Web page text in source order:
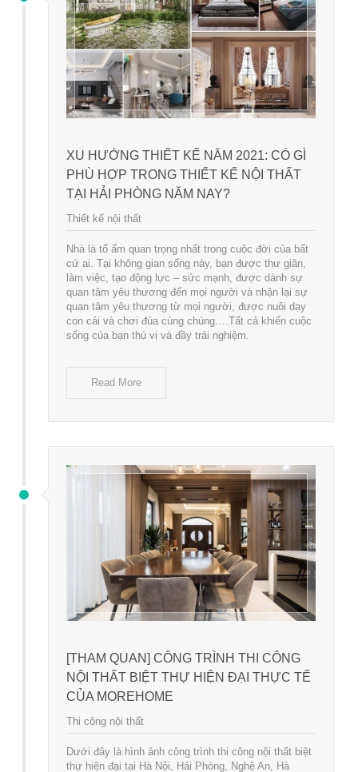
XU HƯỚNG THIẾT KẾ NĂM 2021: CÓ GÌ
PHÙ HỢP TRONG THIẾT KẾ NỘI THẤT
TẠI HẢI PHÒNG NĂM NAY?
Thiết kế nội thất
Nhà là tổ ấm quan trọng nhất trong cuộc đời của bất
cứ ai. Tại không gian sống này, bạn được thư giãn,
làm việc, tạo động lực – sức mạnh, được dành sự
quan tâm yêu thương đến mọi người và nhận lại sự
quan tâm yêu thương từ mọi người, được nuôi dạy
con cái và chơi đùa cùng chúng….Tất cả khiến cuộc
sống của bạn thú vị và đầy trải nghiệm.
Read More
[THAM QUAN] CÔNG TRÌNH THI CÔNG
NỘI THẤT BIỆT THỰ HIỆN ĐẠI THỰC TẾ
CỦA MOREHOME
Thi công nội thất
Dưới đây là hình ảnh công trình thi công nội thất biệt
thự hiện đại tại Hà Nội, Hải Phòng, Nghệ An, Hà